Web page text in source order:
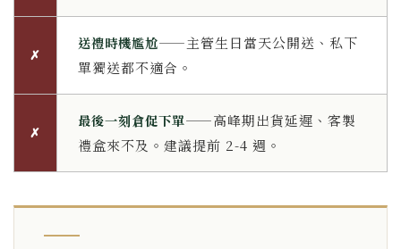
✗
送禮時機尷尬——主管生日當天公開送、私下
單獨送都不適合。
✗
最後一刻倉促下單——高峰期出貨延遲、客製
禮盒來不及。建議提前 2-4 週。